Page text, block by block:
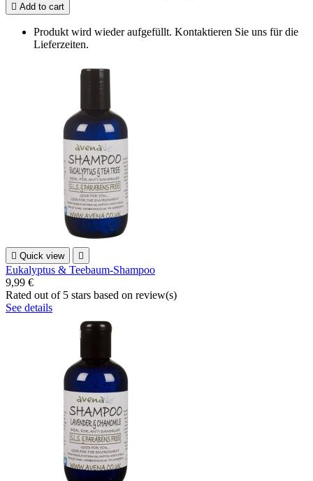
 Add to cart
Produkt wird wieder aufgefüllt. Kontaktieren Sie uns für die
Lieferzeiten.
 Quick view 
Eukalyptus & Teebaum-Shampoo
9,99 €
Rated out of 5 stars based on review(s)
See details